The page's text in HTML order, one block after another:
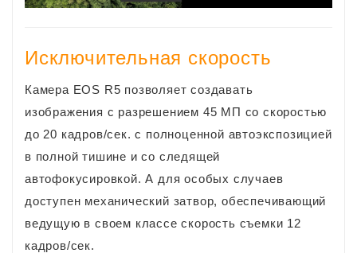
Исключительная скорость
Камера EOS R5 позволяет создавать
изображения с разрешением 45 МП со скоростью
до 20 кадров/сек. с полноценной автоэкспозицией
в полной тишине и со следящей
автофокусировкой. А для особых случаев
доступен механический затвор, обеспечивающий
ведущую в своем классе скорость съемки 12
кадров/сек.